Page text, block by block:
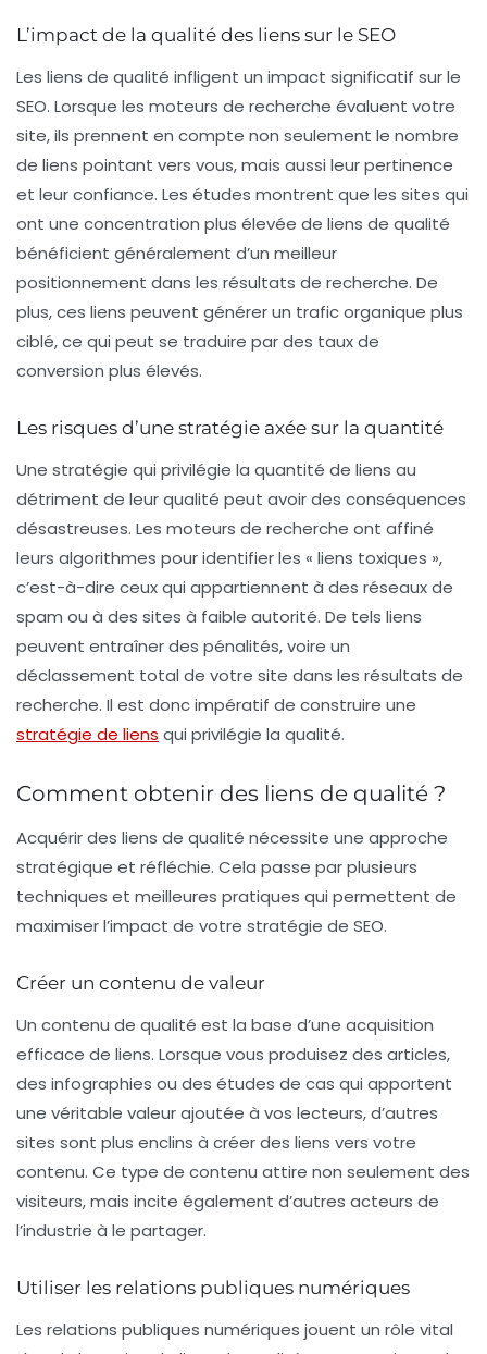
L’impact de la qualité des liens sur le SEO
Les liens de qualité infligent un impact significatif sur le
SEO. Lorsque les moteurs de recherche évaluent votre
site, ils prennent en compte non seulement le nombre
de liens pointant vers vous, mais aussi leur pertinence
et leur confiance. Les études montrent que les sites qui
ont une concentration plus élevée de liens de qualité
bénéficient généralement d’un meilleur
positionnement dans les résultats de recherche. De
plus, ces liens peuvent générer un trafic organique plus
ciblé, ce qui peut se traduire par des taux de
conversion plus élevés.
Les risques d’une stratégie axée sur la quantité
Une stratégie qui privilégie la quantité de liens au
détriment de leur qualité peut avoir des conséquences
désastreuses. Les moteurs de recherche ont affiné
leurs algorithmes pour identifier les « liens toxiques »,
c’est-à-dire ceux qui appartiennent à des réseaux de
spam ou à des sites à faible autorité. De tels liens
peuvent entraîner des pénalités, voire un
déclassement total de votre site dans les résultats de
recherche. Il est donc impératif de construire une
stratégie de liens qui privilégie la qualité.
Comment obtenir des liens de qualité ?
Acquérir des liens de qualité nécessite une approche
stratégique et réfléchie. Cela passe par plusieurs
techniques et meilleures pratiques qui permettent de
maximiser l’impact de votre stratégie de SEO.
Créer un contenu de valeur
Un contenu de qualité est la base d’une acquisition
efficace de liens. Lorsque vous produisez des articles,
des infographies ou des études de cas qui apportent
une véritable valeur ajoutée à vos lecteurs, d’autres
sites sont plus enclins à créer des liens vers votre
contenu. Ce type de contenu attire non seulement des
visiteurs, mais incite également d’autres acteurs de
l’industrie à le partager.
Utiliser les relations publiques numériques
Les relations publiques numériques jouent un rôle vital